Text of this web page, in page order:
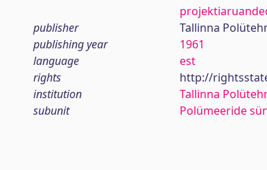
publisher
Tallinna
publishing year
1961
language
est
rights
http://
institution
Tallinna
subunit
Polümeeride